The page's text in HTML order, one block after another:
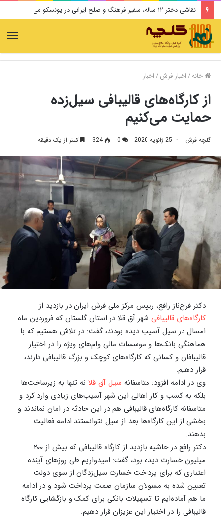
نقاشی دختر ۱۲ ساله، سفیر فرهنگ و صلح ایرانی در یونسکو می‌شود
خانه/اخبار فرش/اخبار
از کارگاه‌های قالیبافی سیل‌زده
حمایت می‌کنیم
گلچه فرش 25 ژانویه 2020 0
324 کمتر از یک دقیقه
دکتر فرح‌ناز رافع، رییس مرکز ملی فرش ایران در بازدید از
کارگاه‌های قالیبافی شهر آق قلا در استان گلستان که فروردین‌ ماه
امسال در سیل آسیب دیده بودند، گفت: در تلاش هستیم که با
هماهنگی بانک‌ها و موسسات مالی وام‌های ویژه را در اختیار
قالیبافان و کسانی که کارگاه‌های کوچک و بزرگ قالیبافی دارند،
قرار دهیم.
وی در ادامه افزود: متاسفانه سیل آق قلا نه تنها به زیرساخت‌ها
بلکه به کسب و کار اهالی این شهر آسیب‌های زیادی وارد کرد و
متاسفانه کارگاه‌های قالیبافی هم در این حادثه در امان نماندند و
بخشی از این کارگاه‌ها بعد از سیل نتوانستند ادامه فعالیت
بدهند.
دکتر رافع در حاشیه بازدید از کارگاه قالیبافی که بیش از ۲۰۰
میلیون خسارت دیده بود، گفت: امیدواریم طی روزهای آینده
اعتباری که برای پرداخت خسارت سیل‌زدگان از سوی دولت
تعیین شده به مسولان سازمان صمت پرداخت شود و در ادامه
ما هم آماده‌ایم تا تسهیلات بانکی برای کمک و بازگشایی کارگاه
قالیبافی را در اختیار این عزیزان قرار دهیم.